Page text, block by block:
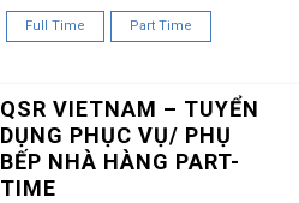
Full Time Part Time
QSR VIETNAM – TUYỂN
DỤNG PHỤC VỤ/ PHỤ
BẾP NHÀ HÀNG PART-
TIME